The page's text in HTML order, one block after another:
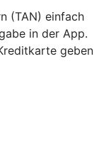
(TAN) einfach
in der App.
geben